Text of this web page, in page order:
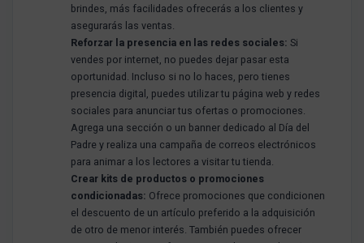
brindes, más facilidades ofrecerás a los clientes y
asegurarás las ventas.
Reforzar la presencia en las redes sociales: Si
vendes por internet, no puedes dejar pasar esta
oportunidad. Incluso si no lo haces, pero tienes
presencia digital, puedes utilizar tu página web y redes
sociales para anunciar tus ofertas o promociones.
Agrega una sección o un banner dedicado al Día del
Padre y realiza una campaña de correos electrónicos
para animar a los lectores a visitar tu tienda.
Crear kits de productos o promociones
condicionadas: Ofrece promociones que condicionen
el descuento de un artículo preferido a la adquisición
de otro de menor interés. También puedes ofrecer